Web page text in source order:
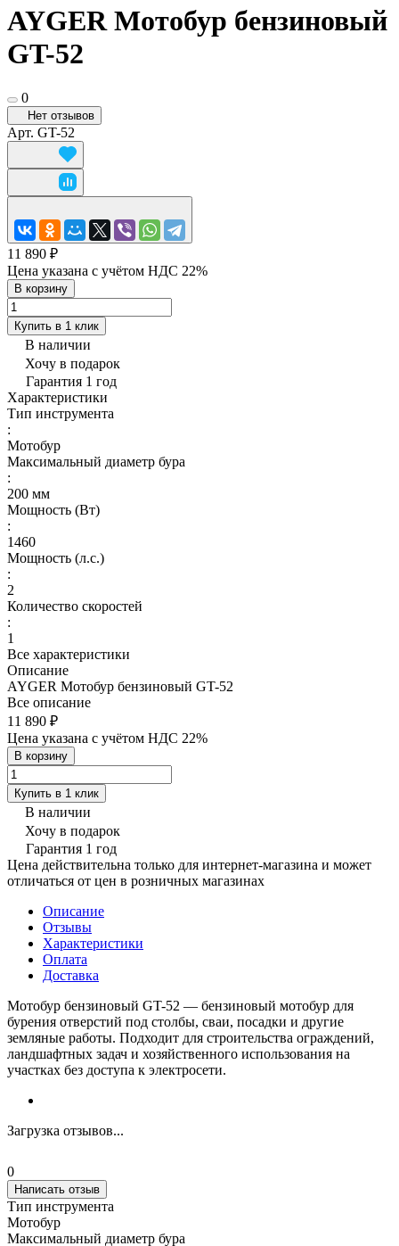
AYGER Мотобур бензиновый
GT-52
0
Нет отзывов
Арт. GT-52
11 890 ₽
Цена указана с учётом НДС 22%
В корзину
Купить в 1 клик
В наличии
Хочу в подарок
Гарантия 1 год
Характеристики
Тип инструмента
:
Мотобур
Максимальный диаметр бура
:
200 мм
Мощность (Вт)
:
1460
Мощность (л.с.)
:
2
Количество скоростей
:
1
Все характеристики
Описание
AYGER Мотобур бензиновый GT-52
Все описание
11 890 ₽
Цена указана с учётом НДС 22%
В корзину
Купить в 1 клик
В наличии
Хочу в подарок
Гарантия 1 год
Цена действительна только для интернет-магазина и может
отличаться от цен в розничных магазинах
Описание
Отзывы
Характеристики
Оплата
Доставка
Мотобур бензиновый GT-52 — бензиновый мотобур для
бурения отверстий под столбы, сваи, посадки и другие
земляные работы. Подходит для строительства ограждений,
ландшафтных задач и хозяйственного использования на
участках без доступа к электросети.
Загрузка отзывов...
0
Написать отзыв
Тип инструмента
Мотобур
Максимальный диаметр бура